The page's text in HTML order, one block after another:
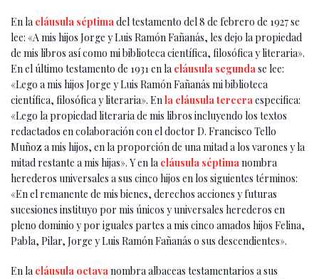
En la cláusula séptimadel testamento del 8 de febrero de 1927 se
lee: «A mis hijos Jorge y Luis Ramón Fañanás, les dejo la propiedad
de mis libros así como mi biblioteca científica, filosófica y literaria».
En el último testamento de 1931 en la cláusula segundase lee:
«Lego a mis hijos Jorge y Luis Ramón Fañanás mi biblioteca
científica, filosófica y literaria». Enla cláusula terceraespecifica:
«Lego la propiedad literaria de mis libros incluyendo los textos
redactados en colaboración con el doctor D. Francisco Tello
Muñoz a mis hijos, en la proporción de una mitad a los varones y la
mitad restante a mis hijas». Y en la cláusula séptimanombra
herederos universales a sus cinco hijos en los siguientes términos:
«En el remanente de mis bienes, derechos acciones y futuras
sucesiones instituyo por mis únicos y universales herederos en
pleno dominio y por iguales partes a mis cinco amados hijos Felina,
Pabla, Pilar, Jorge y Luis Ramón Fañanás o sus descendientes».
En la cláusula octavanombra albaceas testamentarios a sus